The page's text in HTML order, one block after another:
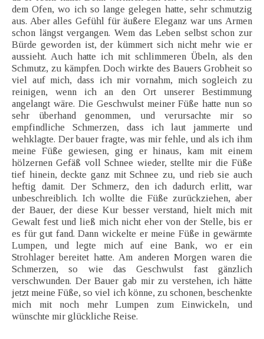
dem Ofen, wo ich so lange gelegen hatte, sehr schmutzig
aus. Aber alles Gefühl für äußere Eleganz war uns Armen
schon längst vergangen. Wem das Leben selbst schon zur
Bürde geworden ist, der kümmert sich nicht mehr wie er
aussieht. Auch hatte ich mit schlimmeren Übeln, als den
Schmutz, zu kämpfen. Doch wirkte des Bauers Grobheit so
viel auf mich, dass ich mir vornahm, mich sogleich zu
reinigen, wenn ich an den Ort unserer Bestimmung
angelangt wäre. Die Geschwulst meiner Füße hatte nun so
sehr überhand genommen, und verursachte mir so
empfindliche Schmerzen, dass ich laut jammerte und
wehklagte. Der bauer fragte, was mir fehle, und als ich ihm
meine Füße gewiesen, ging er hinaus, kam mit einem
hölzernen Gefäß voll Schnee wieder, stellte mir die Füße
tief hinein, deckte ganz mit Schnee zu, und rieb sie auch
heftig damit. Der Schmerz, den ich dadurch erlitt, war
unbeschreiblich. Ich wollte die Füße zurückziehen, aber
der Bauer, der diese Kur besser verstand, hielt mich mit
Gewalt fest und ließ mich nicht eher von der Stelle, bis er
es für gut fand. Dann wickelte er meine Füße in gewärmte
Lumpen, und legte mich auf eine Bank, wo er ein
Strohlager bereitet hatte. Am anderen Morgen waren die
Schmerzen, so wie das Geschwulst fast gänzlich
verschwunden. Der Bauer gab mir zu verstehen, ich hätte
jetzt meine Füße, so viel ich könne, zu schonen, beschenkte
mich mit noch mehr Lumpen zum Einwickeln, und
wünschte mir glückliche Reise.